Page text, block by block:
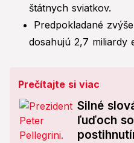
štátnych sviatkov.
Predpokladané
dosahujú 2,7 miliardy
Prečítajte si viac
Silné
ľuďoch